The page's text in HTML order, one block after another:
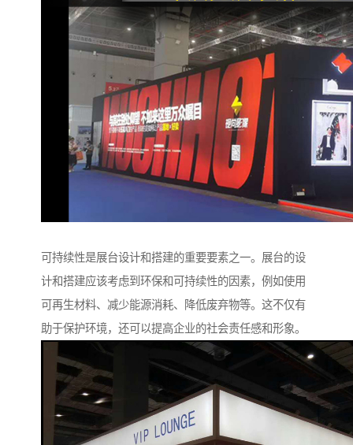
可持续性是展台设计和搭建的重要要素之一。展台的设
计和搭建应该考虑到环保和可持续性的因素，例如使用
可再生材料、减少能源消耗、降低废弃物等。这不仅有
助于保护环境，还可以提高企业的社会责任感和形象。